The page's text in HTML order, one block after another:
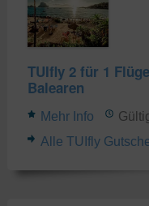
TUIfly 2 für 1
Balearen
Mehr Info
Alle TUIfly